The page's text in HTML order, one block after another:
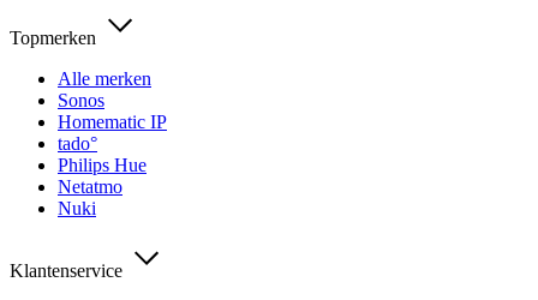
Topmerken
Alle merken
Sonos
Homematic IP
tado°
Philips Hue
Netatmo
Nuki
Klantenservice